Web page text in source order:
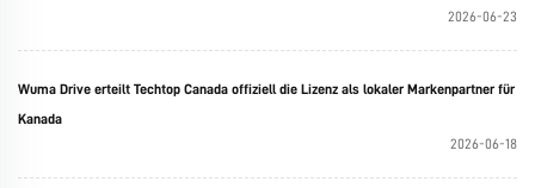
2026-06-23
Wuma Drive erteilt Techtop Canada offiziell die Lizenz als lokaler Markenpartner für
Kanada
2026-06-18